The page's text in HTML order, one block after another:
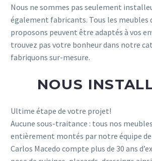
Nous ne sommes pas seulement
également fabricants. Tous les meubles
proposons peuvent être adaptés à vos
trouvez pas votre bonheur dans notre
fabriquons sur-mesure.
NOUS
Ultime étape de votre projet!
Aucune sous-traitance : tous nos
entièrement montés par notre équipe
Carlos Macedo compte plus de 30 ans